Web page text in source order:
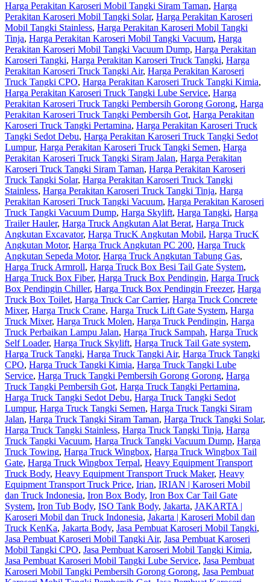
Harga Perakitan Karoseri Mobil Tangki Siram Taman, Harga
Perakitan Karoseri Mobil Tangki Solar, Harga Perakitan Karoseri
Mobil Tangki Stainless, Harga Perakitan Karoseri Mobil Tangki
Tinja, Harga Perakitan Karoseri Mobil Tangki Vacuum, Harga
Perakitan Karoseri Mobil Tangki Vacuum Dump, Harga Perakitan
Karoseri Tangki, Harga Perakitan Karoseri Truck Tangki, Harga
Perakitan Karoseri Truck Tangki Air, Harga Perakitan Karoseri
Truck Tangki CPO, Harga Perakitan Karoseri Truck Tangki Kimia,
Harga Perakitan Karoseri Truck Tangki Lube Service, Harga
Perakitan Karoseri Truck Tangki Pembersih Gorong Gorong, Harga
Perakitan Karoseri Truck Tangki Pembersih Got, Harga Perakitan
Karoseri Truck Tangki Pertamina, Harga Perakitan Karoseri Truck
Tangki Sedot Debu, Harga Perakitan Karoseri Truck Tangki Sedot
Lumpur, Harga Perakitan Karoseri Truck Tangki Semen, Harga
Perakitan Karoseri Truck Tangki Siram Jalan, Harga Perakitan
Karoseri Truck Tangki Siram Taman, Harga Perakitan Karoseri
Truck Tangki Solar, Harga Perakitan Karoseri Truck Tangki
Stainless, Harga Perakitan Karoseri Truck Tangki Tinja, Harga
Perakitan Karoseri Truck Tangki Vacuum, Harga Perakitan Karoseri
Truck Tangki Vacuum Dump, Harga Skylift, Harga Tangki, Harga
Trailer Hauler, Harga Truck Angkutan Alat Berat, Harga Truck
Angkutan Excavator, Harga TrucK Angkutan Mobil, Harga TrucK
Angkutan Motor, Harga Truck Angkutan PC 200, Harga Truck
Angkutan Sepeda Motor, Harga Truck Angkutan Tabung Gas,
Harga Truck Armroll, Harga Truck Box Besi Tail Gate System,
Harga Truck Box Fiber, Harga Truck Box Pendingin, Harga Truck
Box Pendingin Chiller, Harga Truck Box Pendingin Freezer, Harga
Truck Box Toilet, Harga Truck Car Carrier, Harga Truck Concrete
Mixer, Harga Truck Crane, Harga Truck Lift Gate System, Harga
Truck Mixer, Harga Truck Molen, Harga Truck Pendingin, Harga
Truck Perbaikan Lampu Jalan, Harga Truck Sampah, Harga Truck
Self Loader, Harga Truck Skylift, Harga Truck Tail Gate system,
Harga Truck Tangki, Harga Truck Tangki Air, Harga Truck Tangki
CPO, Harga Truck Tangki Kimia, Harga Truck Tangki Lube
Service, Harga Truck Tangki Pembersih Gorong Gorong, Harga
Truck Tangki Pembersih Got, Harga Truck Tangki Pertamina,
Harga Truck Tangki Sedot Debu, Harga Truck Tangki Sedot
Lumpur, Harga Truck Tangki Semen, Harga Truck Tangki Siram
Jalan, Harga Truck Tangki Siram Taman, Harga Truck Tangki Solar,
Harga Truck Tangki Stainless, Harga Truck Tangki Tinja, Harga
Truck Tangki Vacuum, Harga Truck Tangki Vacuum Dump, Harga
Truck Towing, Harga Truck Wingbox, Harga Truck Wingbox Tail
Gate, Harga Truck Wingbox Terpal, Heavy Equipment Transport
Truck Body, Heavy Equipment Transport Truck Maker, Heavy
Equipment Transport Truck Price, Irian, IRIAN | Karoseri Mobil
dan Truck Indonesia, Iron Box Body, Iron Box Car Tail Gate
System, Iron Tub Body, ISO Tank Body, Jakarta, JAKARTA |
Karoseri Mobil dan Truck Indonesia, Jakarta | Karoseri Mobil dan
Truck KenKa, Jakarta Body, Jasa Pembuat Karoseri Mobil Tangki,
Jasa Pembuat Karoseri Mobil Tangki Air, Jasa Pembuat Karoseri
Mobil Tangki CPO, Jasa Pembuat Karoseri Mobil Tangki Kimia,
Jasa Pembuat Karoseri Mobil Tangki Lube Service, Jasa Pembuat
Karoseri Mobil Tangki Pembersih Gorong Gorong, Jasa Pembuat